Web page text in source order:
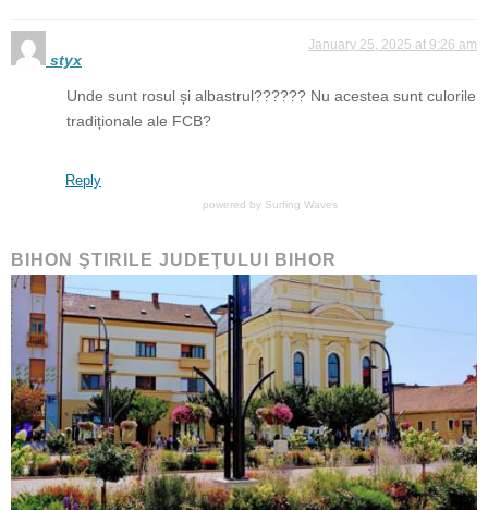
styx
January 25, 2025 at 9:26 am
Unde sunt rosul și albastrul?????? Nu acestea sunt culorile
tradiționale ale FCB?
Reply
powered by Surfing Waves
BIHON ŞTIRILE JUDEŢULUI BIHOR